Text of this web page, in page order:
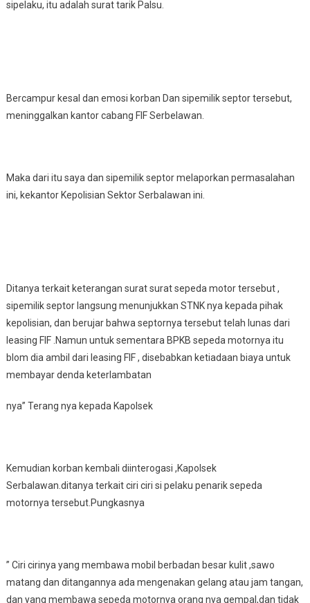
sipelaku, itu adalah surat tarik Palsu.
Bercampur kesal dan emosi korban Dan sipemilik septor tersebut,
meninggalkan kantor cabang FIF Serbelawan.
Maka dari itu saya dan sipemilik septor melaporkan permasalahan
ini, kekantor Kepolisian Sektor Serbalawan ini.
Ditanya terkait keterangan surat surat sepeda motor tersebut ,
sipemilik septor langsung menunjukkan STNK nya kepada pihak
kepolisian, dan berujar bahwa septornya tersebut telah lunas dari
leasing FIF .Namun untuk sementara BPKB sepeda motornya itu
blom dia ambil dari leasing FIF , disebabkan ketiadaan biaya untuk
membayar denda keterlambatan
nya” Terang nya kepada Kapolsek
Kemudian korban kembali diinterogasi ,Kapolsek
Serbalawan.ditanya terkait ciri ciri si pelaku penarik sepeda
motornya tersebut.Pungkasnya
” Ciri cirinya yang membawa mobil berbadan besar kulit ,sawo
matang dan ditangannya ada mengenakan gelang atau jam tangan,
dan yang membawa sepeda motornya orang nya gempal,dan tidak